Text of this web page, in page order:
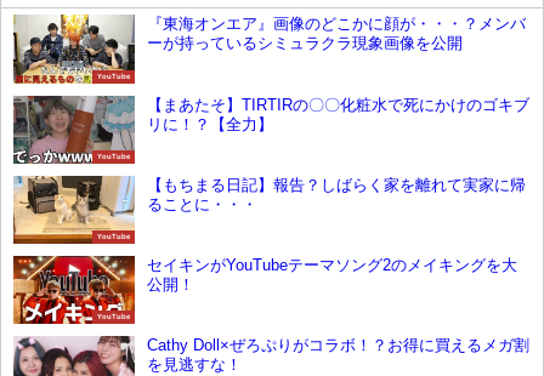
YouTube
『東海オンエア』画像のどこかに顔が・・・？メンバ
ーが持っているシミュラクラ現象画像を公開
YouTube
【まあたそ】TIRTIRの〇〇化粧水で死にかけのゴキブ
リに！？【全力】
YouTube
【もちまる日記】報告？しばらく家を離れて実家に帰
ることに・・・
YouTube
セイキンがYouTubeテーマソング2のメイキングを大
公開！
Cathy Doll×ぜろぷりがコラボ！？お得に買えるメガ割
を見逃すな！